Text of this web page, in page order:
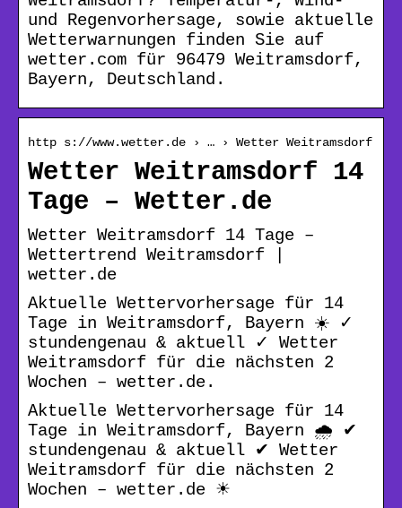
und Regenvorhersage, sowie aktuelle
Wetterwarnungen finden Sie auf
wetter.com für 96479 Weitramsdorf,
Bayern, Deutschland.
http s://www.wetter.de › … › Wetter Weitramsdorf
Wetter Weitramsdorf 14
Tage – Wetter.de
Wetter Weitramsdorf 14 Tage –
Wettertrend Weitramsdorf |
wetter.de
Aktuelle Wettervorhersage für 14
Tage in Weitramsdorf, Bayern ☀️ ✓
stundengenau & aktuell ✓ Wetter
Weitramsdorf für die nächsten 2
Wochen – wetter.de.
Aktuelle Wettervorhersage für 14
Tage in Weitramsdorf, Bayern 🌧️ ✔
stundengenau & aktuell ✔ Wetter
Weitramsdorf für die nächsten 2
Wochen – wetter.de ☀